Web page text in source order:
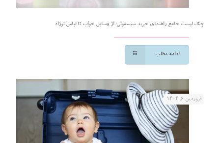
چک لیست جامع راهنمای خرید سیسمونی؛ از وسایل خواب تا لباس نوزاد
ادامه مطلب
فروردین ۶, ۱۴۰۴